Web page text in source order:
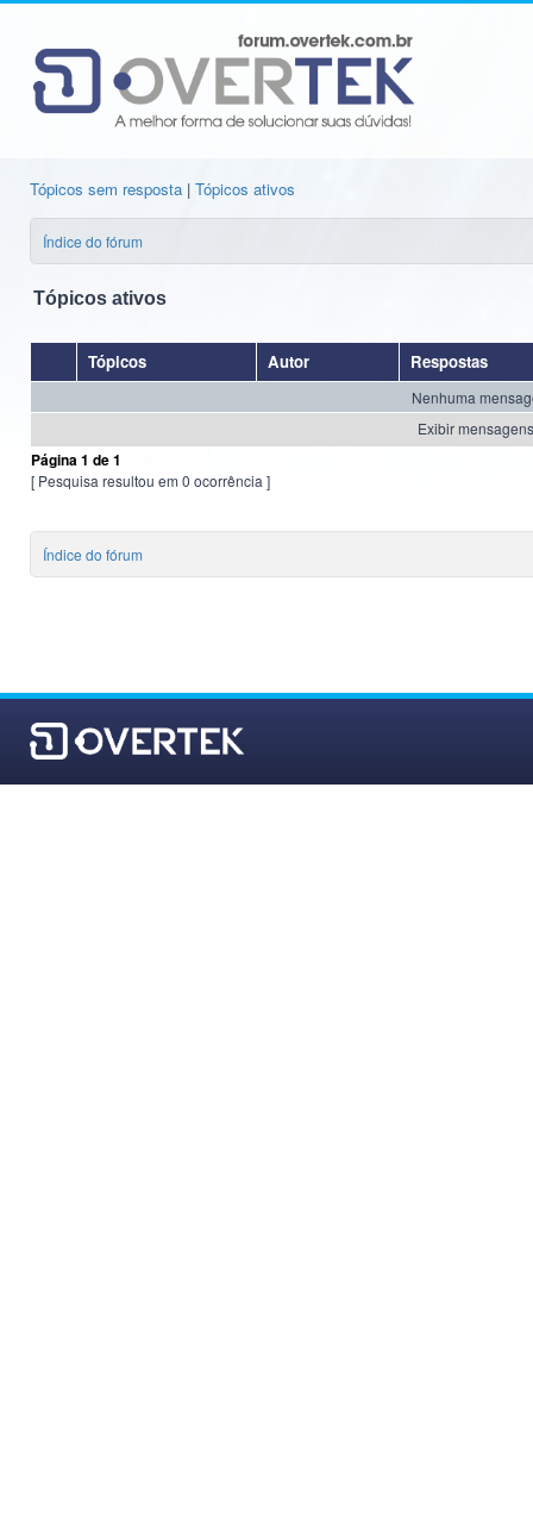
Tópicos sem resposta | Tópicos ativos
Índice do fórum
Tópicos ativos
Tópicos Autor Respostas
Nenhuma
Exibir
Página1 de1
[ Pesquisa resultou em 0 ocorrência ]
Índice do fórum